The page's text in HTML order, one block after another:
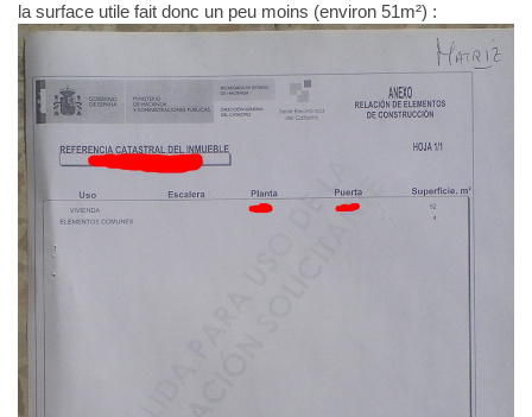
la surface utile fait donc un peu moins (environ 51m²) :